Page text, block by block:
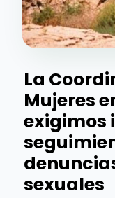
La
Mujeres
exigimos
sexuales